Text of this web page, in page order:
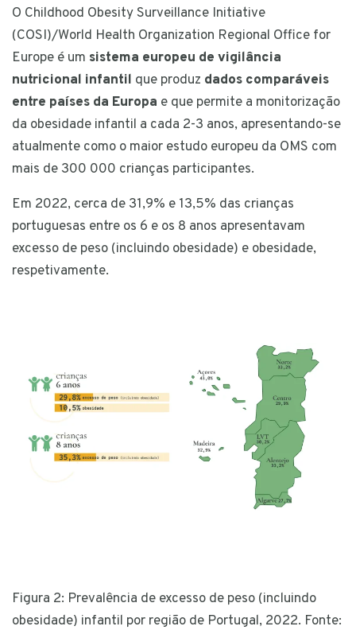
O Childhood Obesity Surveillance Initiative
(COSI)/World Health Organization Regional Office for
Europe é um sistema europeu de vigilância
nutricional infantil que produz dados comparáveis
entre países da Europa e que permite a monitorização
da obesidade infantil a cada 2-3 anos, apresentando-se
atualmente como o maior estudo europeu da OMS com
mais de 300 000 crianças participantes.
Em 2022, cerca de 31,9% e 13,5% das crianças
portuguesas entre os 6 e os 8 anos apresentavam
excesso de peso (incluindo obesidade) e obesidade,
respetivamente.
Figura 2: Prevalência de excesso de peso (incluindo
obesidade) infantil por região de Portugal, 2022. Fonte: